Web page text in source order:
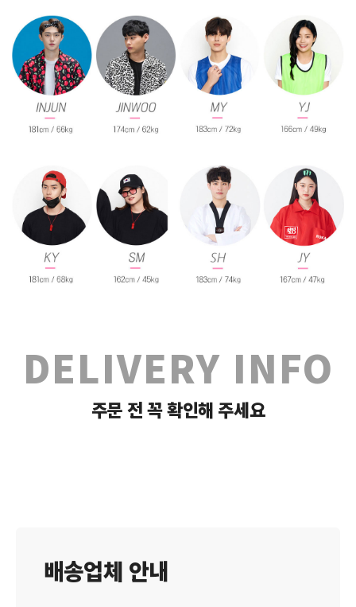
DELIVERY INFO
주문 전 꼭 확인해 주세요
배송업체 안내